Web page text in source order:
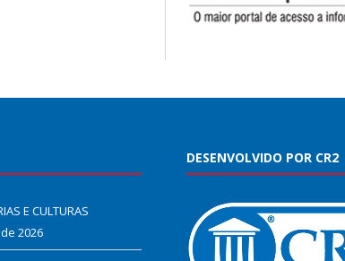
E CULTURAS
2026
DESENVOLVIDO POR CR2